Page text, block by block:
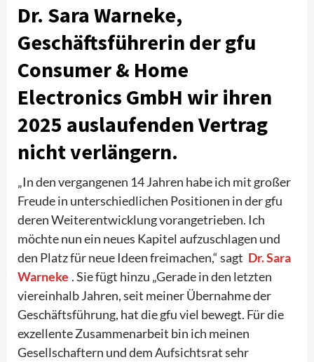
Dr. Sara Warneke,
Geschäftsführerin der gfu
Consumer & Home
Electronics GmbH wir ihren
2025 auslaufenden Vertrag
nicht verlängern.
„In den vergangenen 14 Jahren habe ich mit großer
Freude in unterschiedlichen Positionen in der gfu
deren Weiterentwicklung vorangetrieben. Ich
möchte nun ein neues Kapitel aufzuschlagen und
den Platz für neue Ideen freimachen,“ sagt Dr. Sara
Warneke . Sie fügt hinzu „Gerade in den letzten
viereinhalb Jahren, seit meiner Übernahme der
Geschäftsführung, hat die gfu viel bewegt. Für die
exzellente Zusammenarbeit bin ich meinen
Gesellschaftern und dem Aufsichtsrat sehr